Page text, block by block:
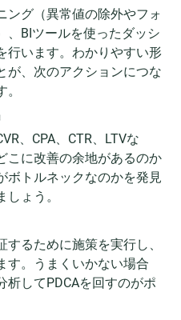
ング（異常値の除外やフォ
、BIツールを使ったダッシ
行います。わかりやすい形
が、次のアクションにつな
、CPA、CTR、LTVな
こに改善の余地があるのか
ボトルネックなのかを発見
しょう。
するために施策を実行し、
す。うまくいかない場合
析してPDCAを回すのがポ